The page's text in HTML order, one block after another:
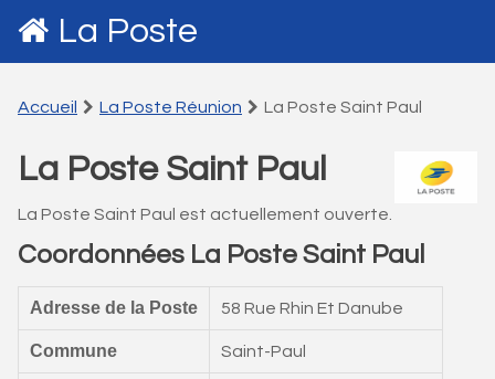
La Poste
Accueil La Poste Réunion La Poste Saint Paul
La Poste Saint Paul
La Poste Saint Paul est actuellement ouverte.
Coordonnées La Poste Saint Paul
Adresse de la Poste 58 Rue Rhin Et Danube
Commune Saint-Paul